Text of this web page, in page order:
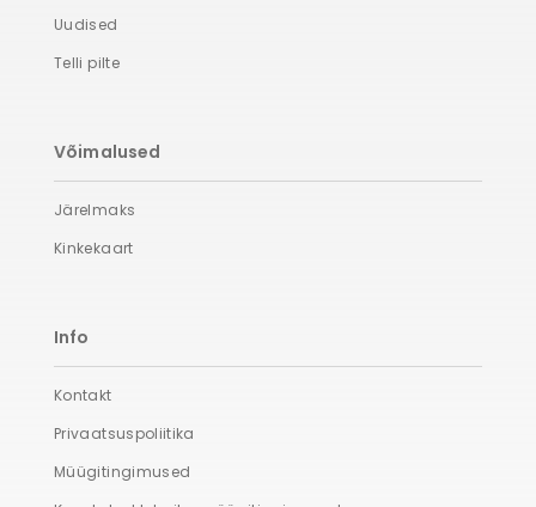
Uudised
Telli pilte
Võimalused
Järelmaks
Kinkekaart
Info
Kontakt
Privaatsuspoliitika
Müügitingimused